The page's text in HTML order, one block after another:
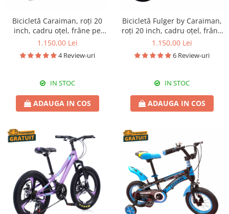
Bicicletă Caraiman, roți 20
inch, cadru oțel, frâne pe
disc, roz
1.150,00 Lei
4 Review-uri
IN STOC
ADAUGA IN COS
Bicicletă Fulger by Caraiman,
roți 20 inch, cadru oțel, frâne
pe disc, portocalie, BC03
1.150,00 Lei
6 Review-uri
IN STOC
ADAUGA IN COS